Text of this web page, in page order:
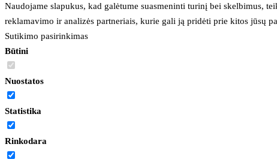
Naudojame slapukus, kad galėtume suasmeninti turinį bei skelbimus,
reklamavimo ir analizės partneriais, kurie gali ją pridėti prie kitos jūsų
Sutikimo pasirinkimas
Būtini
Nuostatos
Statistika
Rinkodara